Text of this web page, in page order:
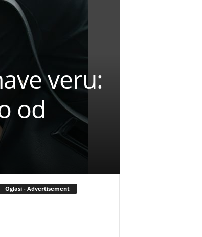
veru:
od
Oglasi - Advertisement